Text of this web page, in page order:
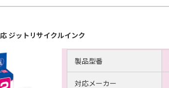
ジットリサイクルインク
製品型番
対応メーカー